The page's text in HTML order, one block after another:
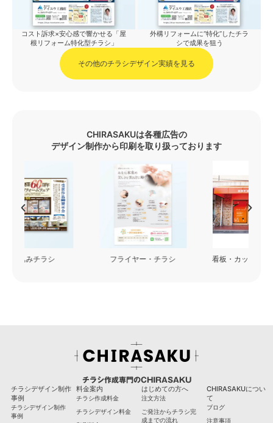
コスト訴求×安心感で響かせる「屋
根リフォーム特化型チラシ」
外構リフォームに“特化”したチラ
シで成果を狙う
その他のチラシデザイン実績を見る
CHIRASAKUは各種広告の
デザイン制作から印刷を取り扱っております
フライヤー・チラシ 看板・カッティングシート
チラシ作成専門のCHIRASAKU
チラシデザイン制作
事例
チラシデザイン制作
事例
料金案内
チラシ作成料金
チラシデザイン料金
はじめての方へ
注文方法
ご発注からチラシ完
成までの流れ
CHIRASAKUについ
て
ブログ
注意事項